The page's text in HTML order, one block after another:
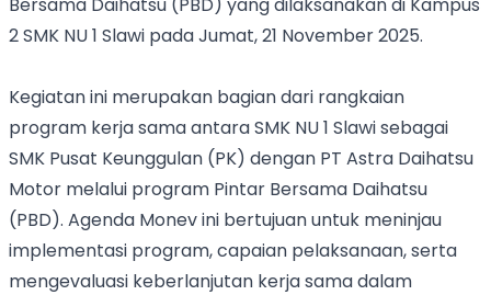
2 SMK NU 1 Slawi pada Jumat, 21 November 2025.
Kegiatan ini merupakan bagian dari rangkaian
program kerja sama antara SMK NU 1 Slawi sebagai
SMK Pusat Keunggulan (PK) dengan PT Astra Daihatsu
Motor melalui program Pintar Bersama Daihatsu
(PBD). Agenda Monev ini bertujuan untuk meninjau
implementasi program, capaian pelaksanaan, serta
mengevaluasi keberlanjutan kerja sama dalam